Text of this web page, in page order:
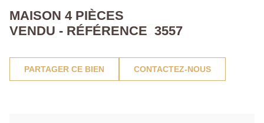
MAISON 4 PIÈCES
VENDU - RÉFÉRENCE 3557
PARTAGER CE BIEN CONTACTEZ-NOUS